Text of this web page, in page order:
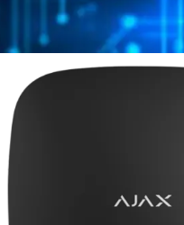
Mostrar 9